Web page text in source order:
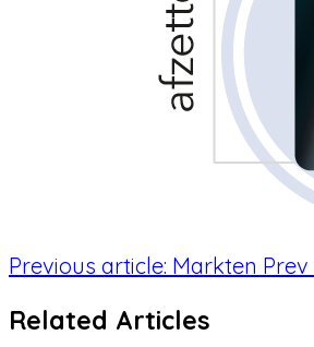
Previous article: Markten Prev
Related Articles